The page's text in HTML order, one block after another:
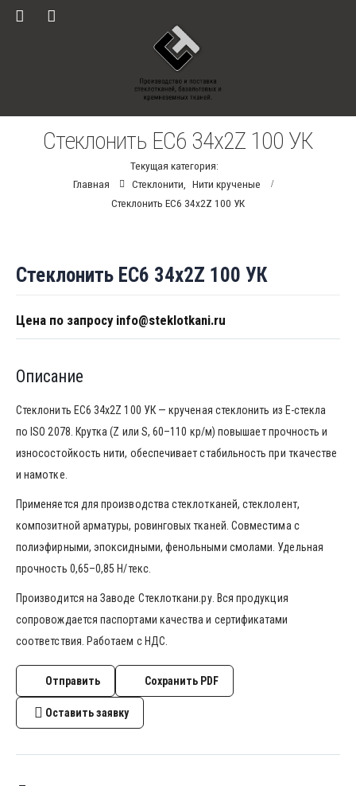
Стеклонить ЕС6 34х2Z 100 УК
Текущая категория:
Главная
Стеклонити
Нити крученые
Стеклонить ЕС6 34х2Z 100 УК
Стеклонить ЕС6 34х2Z 100 УК
Цена по запросу info@steklotkani.ru
Описание
Стеклонить ЕС6 34х2Z 100 УК — крученая стеклонить из E-стекла
по ISO 2078. Крутка (Z или S, 60–110 кр/м) повышает прочность и
износостойкость нити, обеспечивает стабильность при ткачестве
и намотке.
Применяется для производства стеклотканей, стеклолент,
композитной арматуры, ровинговых тканей. Совместима с
полиэфирными, эпоксидными, фенольными смолами. Удельная
прочность 0,65–0,85 Н/текс.
Производится на Заводе Стеклоткани.ру. Вся продукция
сопровождается паспортами качества и сертификатами
соответствия. Работаем с НДС.
Отправить Сохранить PDF
Оставить заявку